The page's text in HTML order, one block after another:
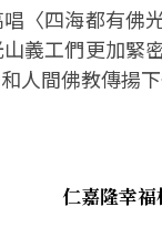
〈四海都有佛
義工們更加緊
人間佛教傳揚下
仁嘉隆幸